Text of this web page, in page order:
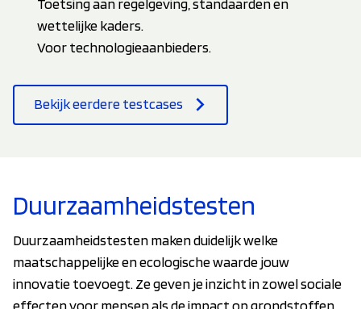
wettelijke kaders.
Voor technologieaanbieders.
Bekijk eerdere testcases
Duurzaamheidstesten
Duurzaamheidstesten maken duidelijk welke
maatschappelijke en ecologische waarde jouw
innovatie toevoegt. Ze geven je inzicht in zowel sociale
effecten voor mensen als de impact op grondstoffen